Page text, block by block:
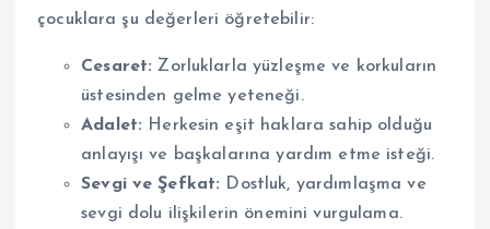
çocuklara şu değerleri öğretebilir:
Cesaret: Zorluklarla yüzleşme ve korkuların
üstesinden gelme yeteneği.
Adalet: Herkesin eşit haklara sahip olduğu
anlayışı ve başkalarına yardım etme isteği.
Sevgi ve Şefkat: Dostluk, yardımlaşma ve
sevgi dolu ilişkilerin önemini vurgulama.